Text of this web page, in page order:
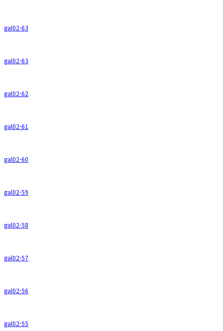
gal02-63
gal02-63
gal02-62
gal02-61
gal02-60
gal02-59
gal02-58
gal02-57
gal02-56
gal02-55